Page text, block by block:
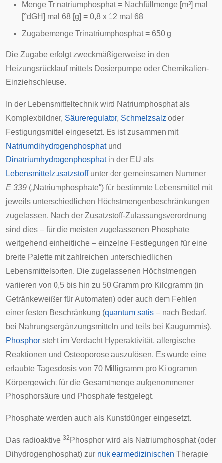
Menge Trinatriumphosphat = Nachfüllmenge [m³] mal
[°dGH] mal 68 [g] = 0,8 x 12 mal 68
Zugabemenge Trinatriumphosphat = 650 g
Die Zugabe erfolgt zweckmäßigerweise in den
Heizungsrücklauf mittels Dosierpumpe oder Chemikalien-
Einziehschleuse.
In der Lebensmitteltechnik wird Natriumphosphat als
Komplexbildner, Säureregulator, Schmelzsalz oder
Festigungsmittel eingesetzt. Es ist zusammen mit
Natriumdihydrogenphosphatund
Dinatriumhydrogenphosphatin der EU als
Lebensmittelzusatzstoffunter der gemeinsamen Nummer
E 339 („Natriumphosphate“) für bestimmte Lebensmittel mit
jeweils unterschiedlichen Höchstmengenbeschränkungen
zugelassen. Nach der Zusatzstoff-Zulassungsverordnung
sind dies – für die meisten zugelassenen Phosphate
weitgehend einheitliche – einzelne Festlegungen für eine
breite Palette mit zahlreichen unterschiedlichen
Lebensmittelsorten. Die zugelassenen Höchstmengen
variieren von 0,5 bis hin zu 50 Gramm pro Kilogramm (in
Getränkeweißer für Automaten) oder auch dem Fehlen
einer festen Beschränkung (quantum satis – nach Bedarf,
bei Nahrungsergänzungsmitteln und teils bei Kaugummis).
Phosphor steht im Verdacht Hyperaktivität, allergische
Reaktionen und Osteoporose auszulösen. Es wurde eine
erlaubte Tagesdosis von 70 Milligramm pro Kilogramm
Körpergewicht für die Gesamtmenge aufgenommener
Phosphorsäure und Phosphate festgelegt.
Phosphate werden auch als Kunstdünger eingesetzt.
Das radioaktive 32 Phosphor wird als Natriumphosphat (oder
Dihydrogenphosphat) zur nuklearmedizinischen Therapie